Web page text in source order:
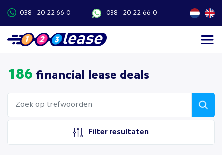
038 - 20 22 66 0 038 - 20 22 66 0
186 financial lease deals
Filter resultaten